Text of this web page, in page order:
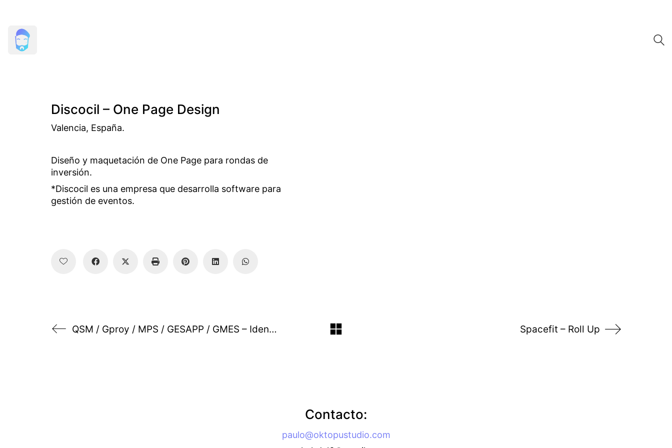
Discocil – One Page Design
Valencia, España.
Diseño y maquetación de One Page para rondas de
inversión.
*Discocil es una empresa que desarrolla software para
gestión de eventos.
QSM / Gproy / MPS / GESAPP / GMES – Identidad Corporativa Spacefit – Roll Up
Contacto:
paulo@oktopustudio.com